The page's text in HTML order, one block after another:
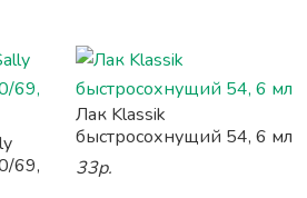
69,
Лак Klassik
быстросохнущий 54, 6 мл
33р.